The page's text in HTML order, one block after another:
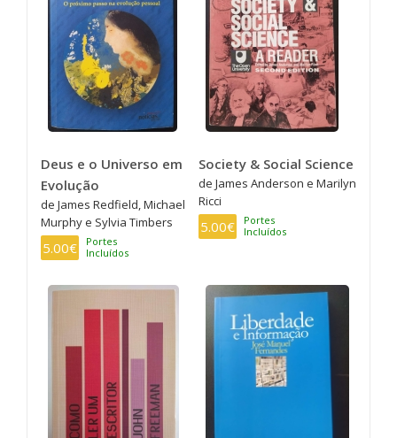
Deus e o Universo em
Evolução
de James Redfield, Michael
Murphy e Sylvia Timbers
5.00€
Portes
Incluídos
Society & Social Science
de James Anderson e Marilyn
Ricci
5.00€
Portes
Incluídos